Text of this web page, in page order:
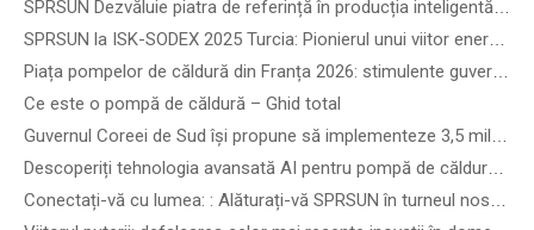
Ce este o pompă de căldură – Ghid total